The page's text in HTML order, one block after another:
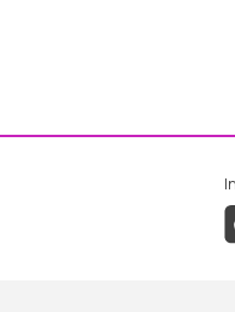
Facebook da
ao Instagram